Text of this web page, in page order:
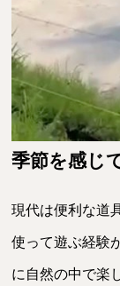
季節を感じ
現代は便利な道
使って遊ぶ経験
に自然の中で楽